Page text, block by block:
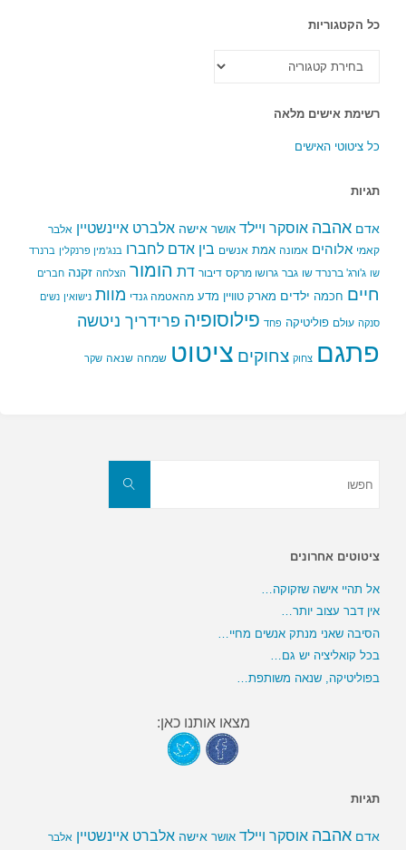
כל הקטגוריות
הקטגוריות
רשימת אישים מלאה
כל ציטוטי האישים
תגיות
אדם אהבה אוסקר ויילד אושר אישה אלברט איינשטיין אלבר
קאמי אלוהים אמונה אמת אנשים בין אדם לחברו בנג'מין פרנקלין ברנרד
שו ג'ורג' ברנרד שו גבר גרושו מרקס דיבור דת הומור הצלחה זקנה חברים
חיים חכמה ילדים מארק טוויין מדע מהאטמה גנדי מוות נישואין נשים
סנקה עולם פוליטיקה פחד פילוסופיה פרידריך ניטשה
פתגם צחוק צחוקים ציטוט שמחה שנאה שקר
חפשו
ציטוטים אחרונים
אל תהיי אישה שזקוקה…
אין דבר עצוב יותר…
הסיבה שאני מנתק אנשים מחיי…
בכל קואליציה יש גם…
בפוליטיקה, שנאה משותפת…
מצאו אותנו כאן:
תגיות
אדם אהבה אוסקר ויילד אושר אישה אלברט איינשטיין אלבר